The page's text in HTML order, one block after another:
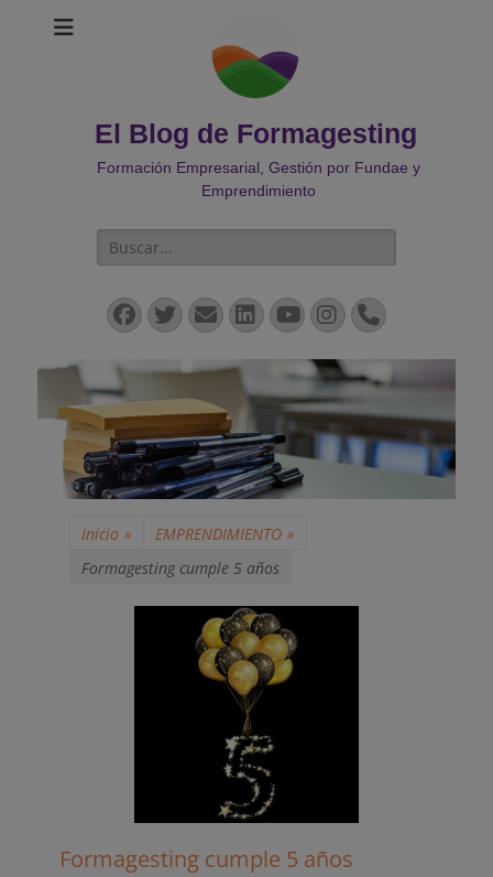
El Blog de Formagesting
Formación Empresarial, Gestión por Fundae y
Emprendimiento
Buscar:
Facebook
Twitter
Correo
electrónico
LinkedIn
YouTube
Instagram
Teléfono
Inicio » EMPRENDIMIENTO »
Formagesting cumple 5 años
Formagesting cumple 5 años